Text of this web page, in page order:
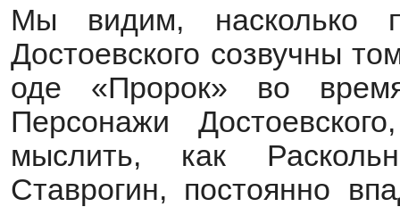
Мы видим, насколько
Достоевского созвучны
оде «Пророк» во
Персонажи
мыслить, как
Ставрогин, постоянно